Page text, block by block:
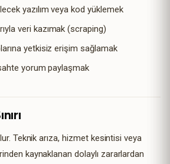
yazılım veya kod yüklemek
veri kazımak (scraping)
yetkisiz erişim sağlamak
sahte yorum paylaşmak
Teknik arıza, hizmet kesintisi veya
kaynaklanan dolaylı zararlardan